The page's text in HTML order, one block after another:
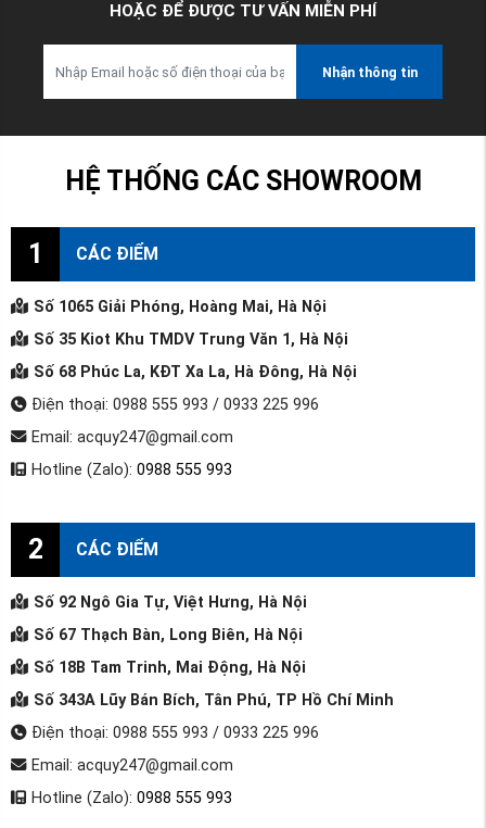
HOẶC ĐỂ ĐƯỢC TƯ VẤN MIỄN PHÍ
Nhận thông tin
HỆ THỐNG CÁC SHOWROOM
1 CÁC ĐIỂM
Số 1065 Giải Phóng, Hoàng Mai, Hà Nội
Số 35 Kiot Khu TMDV Trung Văn 1, Hà Nội
Số 68 Phúc La, KĐT Xa La, Hà Đông, Hà Nội
Điện thoại: 0988 555 993 / 0933 225 996
Email: acquy247@gmail.com
Hotline (Zalo): 0988 555 993
2 CÁC ĐIỂM
Số 92 Ngô Gia Tự, Việt Hưng, Hà Nội
Số 67 Thạch Bàn, Long Biên, Hà Nội
Số 18B Tam Trinh, Mai Động, Hà Nội
Số 343A Lũy Bán Bích, Tân Phú, TP Hồ Chí Minh
Điện thoại: 0988 555 993 / 0933 225 996
Email: acquy247@gmail.com
Hotline (Zalo): 0988 555 993